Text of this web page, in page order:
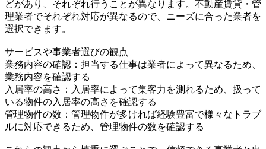
どがあり、それぞれ行うことが異なります。不動産賃貸・管
理業者でそれぞれ対応が異なるので、ニーズに合った業者を
選択できます。
サービスや事業者選びの観点
業務内容の確認：担当する仕事は業者によって異なるため、
業務内容を確認する
入居率の高さ：入居率によって集客力を測れるため、扱って
いる物件の入居率の高さを確認する
管理物件の数：管理物件が多ければ経験豊富で様々なトラブ
ルに対応できるため、管理物件の数を確認する